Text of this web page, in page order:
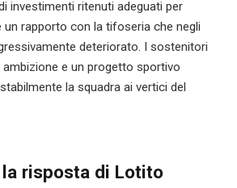
investimenti ritenuti adeguati per
rapporto con la tifoseria che negli
deteriorato. I sostenitori
e un progetto sportivo
la squadra ai vertici del
risposta di Lotito